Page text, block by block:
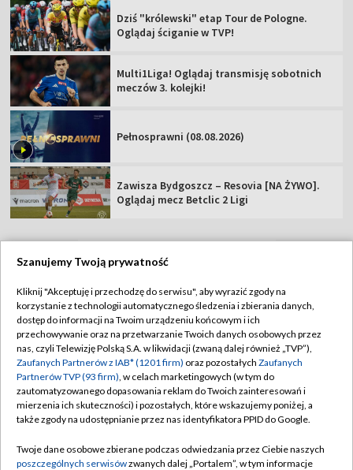
Dziś "królewski" etap Tour de Pologne.
Oglądaj ściganie w TVP!
Multi1Liga! Oglądaj transmisję sobotnich
meczów 3. kolejki!
Pełnosprawni (08.08.2026)
Zawisza Bydgoszcz – Resovia [NA ŻYWO].
Oglądaj mecz Betclic 2 Ligi
Abonament TVP
Sklep TVP
Biuro Reklamy
Oferta Handlowa
Telegazeta ogłoszenia
Rada Programowa
Regulamin TVP
Polityka prywatności
Moje zgody
Biuro reklamy
Kontakt
Kanały
Szanujemy Twoją prywatność
Kliknij "Akceptuję i przechodzę do serwisu", aby wyrazić zgody na
korzystanie z technologii automatycznego śledzenia i zbierania danych,
dostęp do informacji na Twoim urządzeniu końcowym i ich
przechowywanie oraz na przetwarzanie Twoich danych osobowych przez
nas, czyli Telewizję Polską S.A. w likwidacji (zwaną dalej również „TVP”),
Zaufanych Partnerów z IAB* (1201 firm) oraz pozostałych Zaufanych
Partnerów TVP (93 firm), w celach marketingowych (w tym do
zautomatyzowanego dopasowania reklam do Twoich zainteresowań i
mierzenia ich skuteczności) i pozostałych, które wskazujemy poniżej, a
także zgody na udostępnianie przez nas identyfikatora PPID do Google.
Twoje dane osobowe zbierane podczas odwiedzania przez Ciebie naszych
poszczególnych serwisówzwanych dalej „Portalem”, w tym informacje